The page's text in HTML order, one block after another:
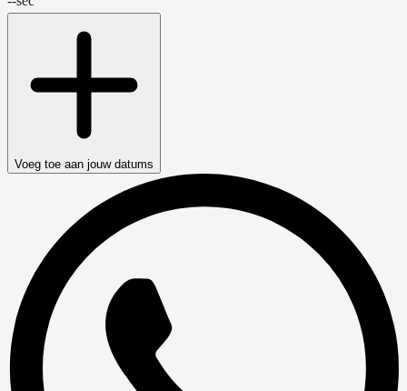
Voeg toe aan jouw datums